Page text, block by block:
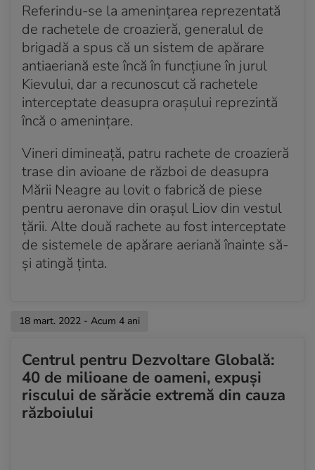
Referindu-se la amenințarea reprezentată
de rachetele de croazieră, generalul de
brigadă a spus că un sistem de apărare
antiaeriană este încă în funcțiune în jurul
Kievului, dar a recunoscut că rachetele
interceptate deasupra orașului reprezintă
încă o amenințare.
Vineri dimineață, patru rachete de croazieră
trase din avioane de război de deasupra
Mării Neagre au lovit o fabrică de piese
pentru aeronave din orașul Liov din vestul
țării. Alte două rachete au fost interceptate
de sistemele de apărare aeriană înainte să-
și atingă ținta.
18 mart. 2022 - Acum 4 ani
Centrul pentru Dezvoltare Globală:
40 de milioane de oameni, expuși
riscului de sărăcie extremă din cauza
războiului